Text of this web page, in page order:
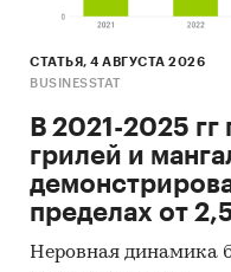
маркетинга
финансовая
коллтрекинга
Категории: Россия
Коронавирус
СТАТЬЯ, 4 АВГУСТА 2026
BUSINESSTAT
В 2021-2025
грилей и
пределах от
Неровная динамика